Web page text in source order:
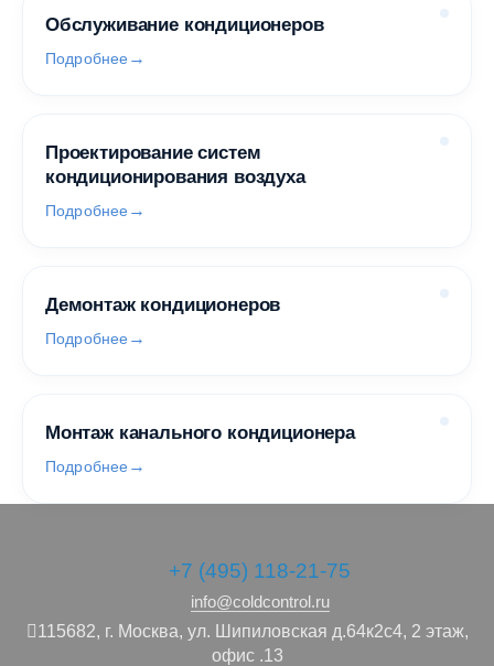
Обслуживание кондиционеров
Подробнее
Проектирование систем
кондиционирования воздуха
Подробнее
Демонтаж кондиционеров
Подробнее
Монтаж канального кондиционера
Подробнее
+7 (495) 118-21-75
info@coldcontrol.ru
115682, г. Москва, ул. Шипиловская д.64к2с4, 2 этаж,
офис .13